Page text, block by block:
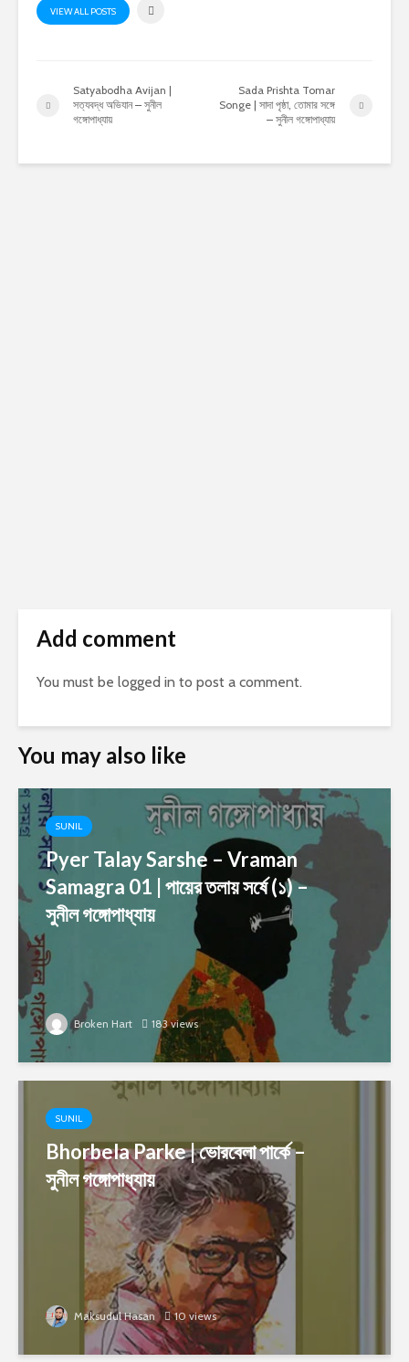
VIEW ALL POSTS
Satyabodha Avijan |
সত্যবদ্ধ অভিযান – সুনীল
গঙ্গোপাধ্যায়
Sada Prishta Tomar
Songe | সাদা পৃষ্ঠা, তোমার সঙ্গে
– সুনীল গঙ্গোপাধ্যায়
Add comment
You must be logged in to post a comment.
You may also like
SUNIL
Pyer Talay Sarshe – Vraman
Samagra 01 | পায়ের তলায় সর্ষে (১) –
সুনীল গঙ্গোপাধ্যায়
Broken Hart 183 views
SUNIL
Bhorbela Parke | ভোরবেলা পার্কে –
সুনীল গঙ্গোপাধ্যায়
Maksudul Hasan 10 views